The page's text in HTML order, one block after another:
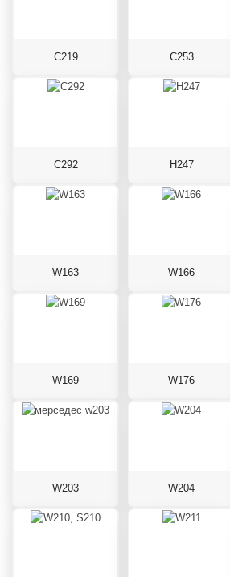
C219 C253
C292 H247
W163 W166
W169 W176
W203 W204